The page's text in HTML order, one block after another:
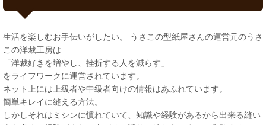
生活を楽しむお手伝いがしたい。 うさこの型紙屋さんの運営元のうさ
この洋裁工房は
「洋裁好きを増やし、挫折する人を減らす」
をライフワークに運営されています。
ネット上には上級者や中級者向けの情報はあふれています。
簡単キレイに縫える方法。
しかしそれはミシンに慣れていて、知識や経験があるから出来る縫い